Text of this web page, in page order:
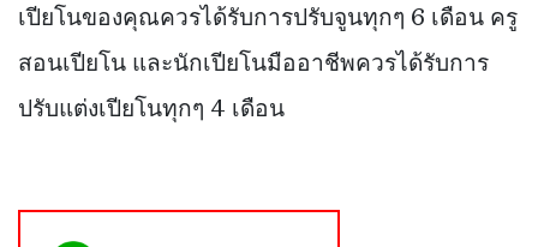
เปียโนของคุณควรได้รับการปรับจูนทุกๆ 6 เดือน ครู
สอนเปียโน และนักเปียโนมืออาชีพควรได้รับการ
ปรับแต่งเปียโนทุกๆ 4 เดือน